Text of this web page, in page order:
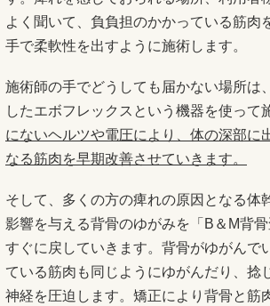
よく聞いて、負負担のかかっている筋肉
手で柔軟性を出すように施術します。
施術師の手でどうしても届かない場所は
したエボフレックスという機器を使って
にないヘルツや電圧により、体の深部に
なる筋肉を早期改善させていきます。
そして、多くの方の痺れの原因となる体
影響を与える背骨のゆがみを「B＆M背
すぐに戻していきます。背骨がゆがんで
ている筋肉も同じようにゆがんだり、捻
神経を圧迫します。矯正により背骨と筋